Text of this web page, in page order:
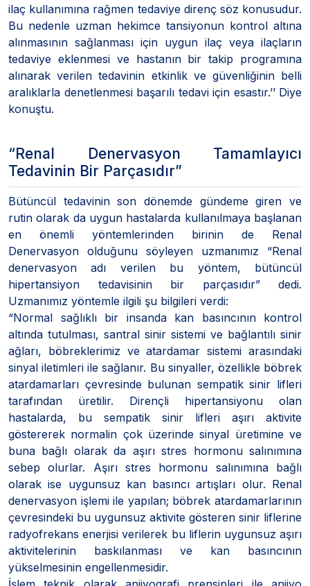
ilaç kullanımına rağmen tedaviye direnç söz konusudur.
Bu nedenle uzman hekimce tansiyonun kontrol altına
alınmasının sağlanması için uygun ilaç veya ilaçların
tedaviye eklenmesi ve hastanın bir takip programına
alınarak verilen tedavinin etkinlik ve güvenliğinin belli
aralıklarla denetlenmesi başarılı tedavi için esastır.’’ Diye
konuştu.
“Renal Denervasyon Tamamlayıcı
Tedavinin Bir Parçasıdır”
Bütüncül tedavinin son dönemde gündeme giren ve
rutin olarak da uygun hastalarda kullanılmaya başlanan
en önemli yöntemlerinden birinin de Renal
Denervasyon olduğunu söyleyen uzmanımız “Renal
denervasyon adı verilen bu yöntem, bütüncül
hipertansiyon tedavisinin bir parçasıdır” dedi.
Uzmanımız yöntemle ilgili şu bilgileri verdi:
“Normal sağlıklı bir insanda kan basıncının kontrol
altında tutulması, santral sinir sistemi ve bağlantılı sinir
ağları, böbreklerimiz ve atardamar sistemi arasındaki
sinyal iletimleri ile sağlanır. Bu sinyaller, özellikle böbrek
atardamarları çevresinde bulunan sempatik sinir lifleri
tarafından üretilir. Dirençli hipertansiyonu olan
hastalarda, bu sempatik sinir lifleri aşırı aktivite
göstererek normalin çok üzerinde sinyal üretimine ve
buna bağlı olarak da aşırı stres hormonu salınımına
sebep olurlar. Aşırı stres hormonu salınımına bağlı
olarak ise uygunsuz kan basıncı artışları olur. Renal
denervasyon işlemi ile yapılan; böbrek atardamarlarının
çevresindeki bu uygunsuz aktivite gösteren sinir liflerine
radyofrekans enerjisi verilerek bu liflerin uygunsuz aşırı
aktivitelerinin baskılanması ve kan basıncının
yükselmesinin engellenmesidir.